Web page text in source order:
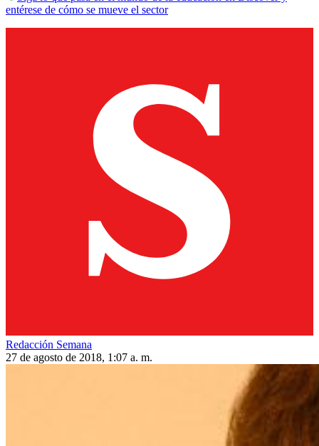
entérese de cómo se mueve el sector
Redacción Semana
27 de agosto de 2018, 1:07 a. m.